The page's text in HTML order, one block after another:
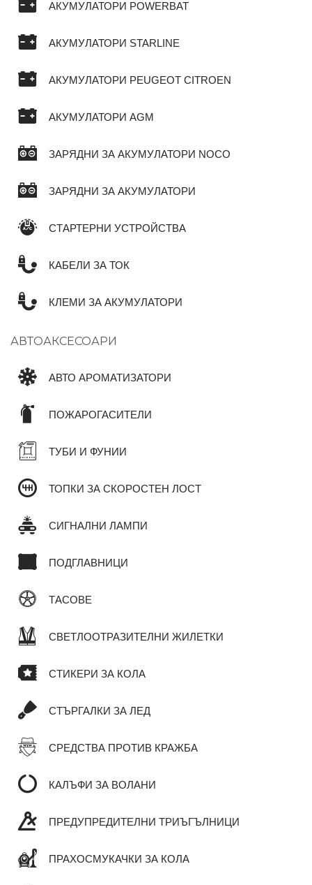
АКУМУЛАТОРИ POWERBAT
АКУМУЛАТОРИ STARLINE
АКУМУЛАТОРИ PEUGEOT CITROEN
АКУМУЛАТОРИ AGM
ЗАРЯДНИ ЗА АКУМУЛАТОРИ NOCO
ЗАРЯДНИ ЗА АКУМУЛАТОРИ
СТАРТЕРНИ УСТРОЙСТВА
КАБЕЛИ ЗА ТОК
КЛЕМИ ЗА АКУМУЛАТОРИ
АВТОАКСЕСОАРИ
АВТО АРОМАТИЗАТОРИ
ПОЖАРОГАСИТЕЛИ
ТУБИ И ФУНИИ
ТОПКИ ЗА СКОРОСТЕН ЛОСТ
СИГНАЛНИ ЛАМПИ
ПОДГЛАВНИЦИ
ТАСОВЕ
СВЕТЛООТРАЗИТЕЛНИ ЖИЛЕТКИ
СТИКЕРИ ЗА КОЛА
СТЪРГАЛКИ ЗА ЛЕД
СРЕДСТВА ПРОТИВ КРАЖБА
КАЛЪФИ ЗА ВОЛАНИ
ПРЕДУПРЕДИТЕЛНИ ТРИЪГЪЛНИЦИ
ПРАХОСМУКАЧКИ ЗА КОЛА